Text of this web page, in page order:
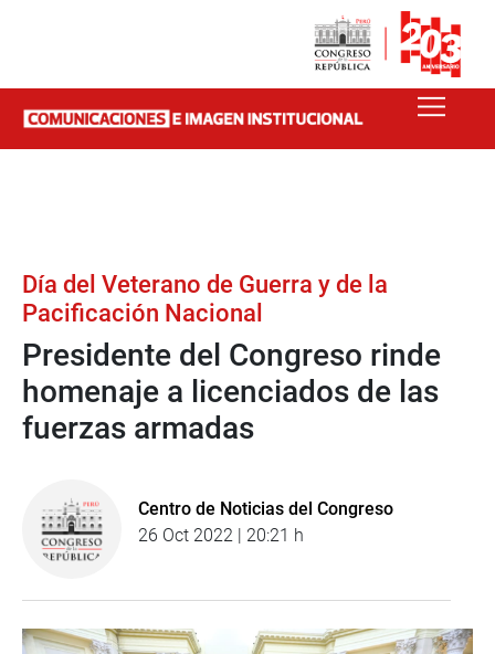
Día del Veterano de Guerra y de la
Pacificación Nacional
Presidente del Congreso rinde
homenaje a licenciados de las
fuerzas armadas
Centro de Noticias del Congreso
26 Oct 2022 | 20:21 h